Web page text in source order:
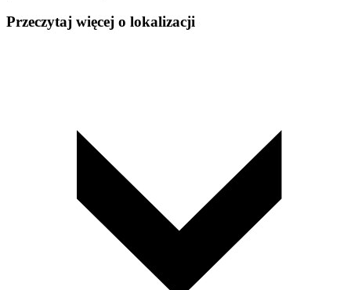
Przeczytaj więcej o lokalizacji